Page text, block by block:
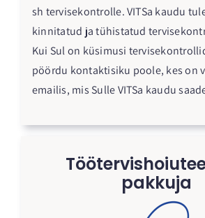
sh tervisekontrolle. VITSa kaudu
kinnitatud ja tühistatud
Kui Sul on küsimusi
pöördu kontaktisiku poole, kes on
emailis, mis Sulle VITSa kaudu
pakkuja